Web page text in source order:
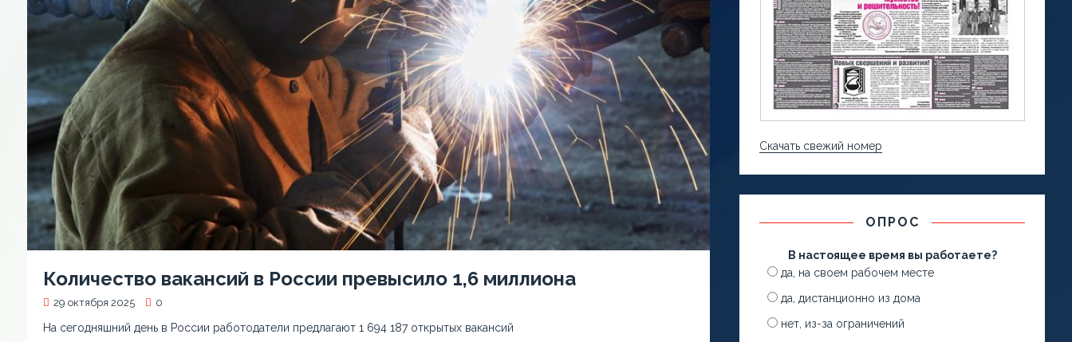
Количество вакансий в России превысило 1,6 миллиона
29 октября 2025 0
На сегодняшний день в России работодатели предлагают 1 694 187 открытых вакансий
Скачать свежий номер
ОПРОС
В настоящее время вы работаете?
да, на своем рабочем месте
да, дистанционно из дома
нет, из-за ограничений